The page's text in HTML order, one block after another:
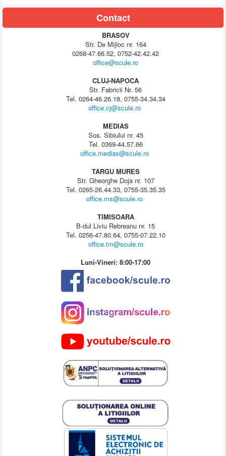
Contact
BRASOV
Str. De Mijloc nr. 164
0268-47.66.52, 0752-42.42.42
office@scule.ro
CLUJ-NAPOCA
Str. Fabricii Nr. 56
Tel. 0264-46.26.18, 0755-34.34.34
office.cj@scule.ro
MEDIAS
Sos. Sibiului nr. 45
Tel. 0369-44.57.66
office.medias@scule.ro
TARGU MURES
Str. Gheorghe Doja nr. 107
Tel. 0265-26.44.33, 0755-35.35.35
office.ms@scule.ro
TIMISOARA
B-dul Liviu Rebreanu nr. 15
Tel. 0256-47.80.64, 0755-07.22.10
office.tm@scule.ro
Luni-Vineri: 8:00-17:00